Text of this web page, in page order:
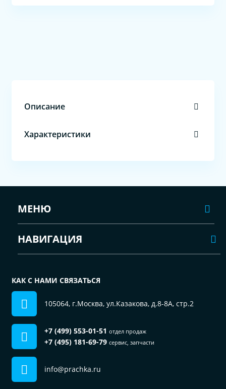
Описание
Характеристики
МЕНЮ
НАВИГАЦИЯ
КАК С НАМИ СВЯЗАТЬСЯ
105064, г.Москва, ул.Казакова, д.8-8А, стр.2
+7 (499) 553-01-51 отдел продаж
+7 (495) 181-69-79 сервис, запчасти
info@prachka.ru